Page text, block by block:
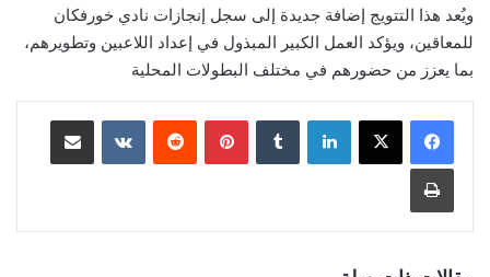
ويُعد هذا التتويج إضافة جديدة إلى سجل إنجازات نادي خورفكان
للمعاقين، ويؤكد العمل الكبير المبذول في إعداد اللاعبين وتطويرهم،
بما يعزز من حضورهم في مختلف البطولات المحلية
لينكدإن بينتيريست مشاركة عبر البريد
طباعة